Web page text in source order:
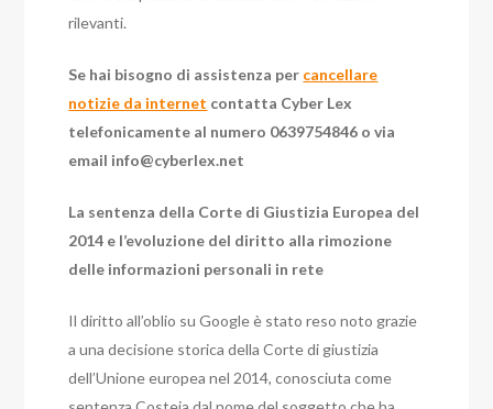
rilevanti.
Se hai bisogno di assistenza per cancellare
notizie da internet contatta Cyber Lex
telefonicamente al numero 0639754846 o via
email info@cyberlex.net
La sentenza della Corte di Giustizia Europea del
2014 e l’evoluzione del diritto alla rimozione
delle informazioni personali in rete
Il diritto all’oblio su Google è stato reso noto grazie
a una decisione storica della Corte di giustizia
dell’Unione europea nel 2014, conosciuta come